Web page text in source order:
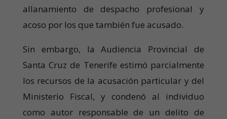
allanamiento de despacho profesional y
acoso por los que también fue acusado.
Sin embargo, la Audiencia Provincial de
Santa Cruz de Tenerife estimó parcialmente
los recursos de la acusación particular y del
Ministerio Fiscal, y condenó al individuo
como autor responsable de un delito de